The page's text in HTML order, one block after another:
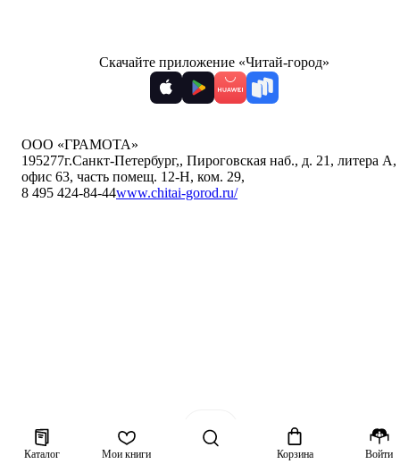
Каталог Мои книги Корзина Войти
Скачайте приложение «Читай-город»
ООО «ГРАМОТА»
195277г.Санкт-Петербург,, Пироговская наб., д. 21, литера А,
офис 63, часть помещ. 12-Н, ком. 29,
8 495 424-84-44www.chitai-gorod.ru/